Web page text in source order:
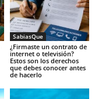
SabiasQue
¿Firmaste un contrato de
internet o televisión?
Estos son los derechos
que debes conocer antes
de hacerlo